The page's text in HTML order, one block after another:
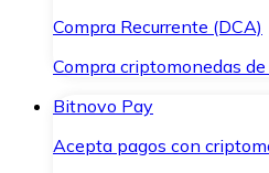
Compra Recurrente (DCA)
Compra criptomonedas
Bitnovo Pay
Acepta pagos con